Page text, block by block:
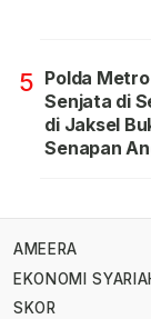
5 Polda
Senjata di
di Jaksel
Senapan
AMEERA
EKONOMI
SKOR